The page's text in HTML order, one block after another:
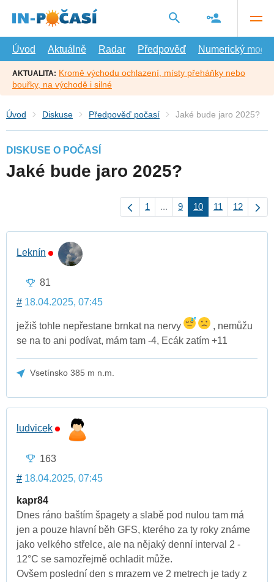
hlavní
Úvod
Aktuálně Radar Předpověď Numerický model
AKTUALITA: Kromě východu ochlazení, místy přeháňky nebo
bouřky, na východě i silné
Úvod Diskuse Předpověď počasí Jaké bude jaro 2025?
DISKUSE O POČASÍ
Jaké bude jaro 2025?
1 ... 9 10 11 12
Leknín
81
# 18.04.2025, 07:45
ježiš tohle nepřestane brnkat na nervy
, nemůžu
se na to ani podívat, mám tam -4, Ecák zatím +11
Vsetínsko 385 m n.m.
ludvicek
163
# 18.04.2025, 07:45
kapr84
Dnes ráno baštím špagety a slabě pod nulou tam má
jen a pouze hlavní běh GFS, kterého za ty roky známe
jako velkého střelce, ale na nějaký denní interval 2 -
12°C se samozřejmě ochladit může.
Ovšem poslední den s mrazem ve 2 metrech je tady z